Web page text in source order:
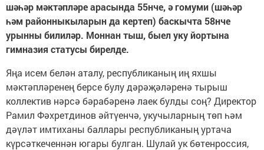
шәһәр мәктәпләре арасында 55нче, ә гомуми (шәһәр
һәм районныкыларын да кертеп) баскычта 58нче
урынны билиләр. Моннан тыш, быел уку йортына
гимназия статусы бирелде.
Яңа исем белән аталу, республиканың иң яхшы
мәктәпләренең берсе булу дәрәҗәләренә тырыш
коллектив нәрсә бәрабәренә лаек булды соң? Директор
Рамил Фәхретдинов әйтүенчә, укучыларның төп һәм
дәүләт имтиханы баллары республиканың уртача
күрсәткеченнән югары булган. Шулай ук бөтенроссия,